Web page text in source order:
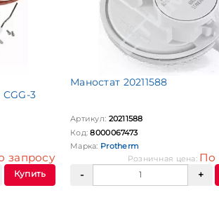
3
запросу
Купить
Маностат 20211588
Артикул: 20211588
Код:8000067473
Марка: Protherm
Розничная цена: По